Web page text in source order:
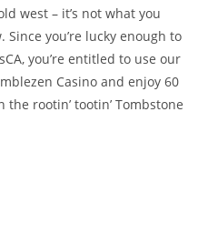
west – it’s not what you
Since you’re lucky enough to
you’re entitled to use our
Casino and enjoy 60
rootin’ tootin’ Tombstone